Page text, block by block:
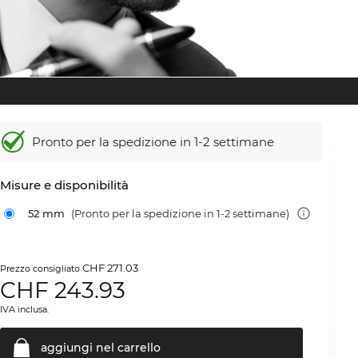
Pronto per la spedizione in 1-2 settimane
Misure e disponibilità
52 mm (Pronto per la spedizione in 1-2 settimane)
Prezzo consigliatoCHF 271.03
CHF243.93
IVA inclusa.
aggiungi nel carrello